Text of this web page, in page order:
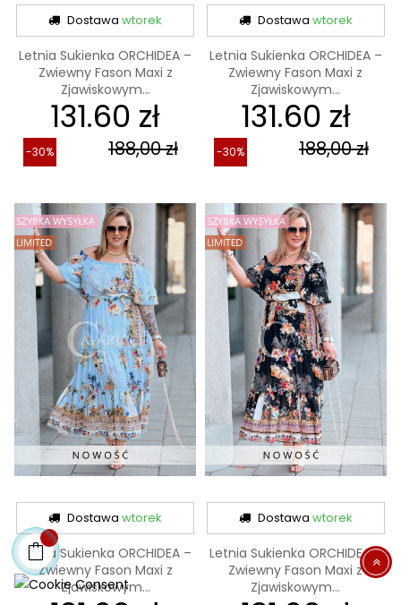
Dostawawtorek
Letnia Sukienka ORCHIDEA –
Zwiewny Fason Maxi z
Zjawiskowym...
131.60 zł
188,00 zł
-30%
Dostawa wtorek
Letnia Sukienka ORCHIDEA –
Zwiewny Fason Maxi z
Zjawiskowym...
131.60 zł
188,00 zł
-30%
Dostawawtorek
Letnia Sukienka ORCHIDEA –
Zwiewny Fason Maxi z
Zjawiskowym...
Dostawa wtorek
Letnia Sukienka ORCHIDEA –
Zwiewny Fason Maxi z
Zjawiskowym...